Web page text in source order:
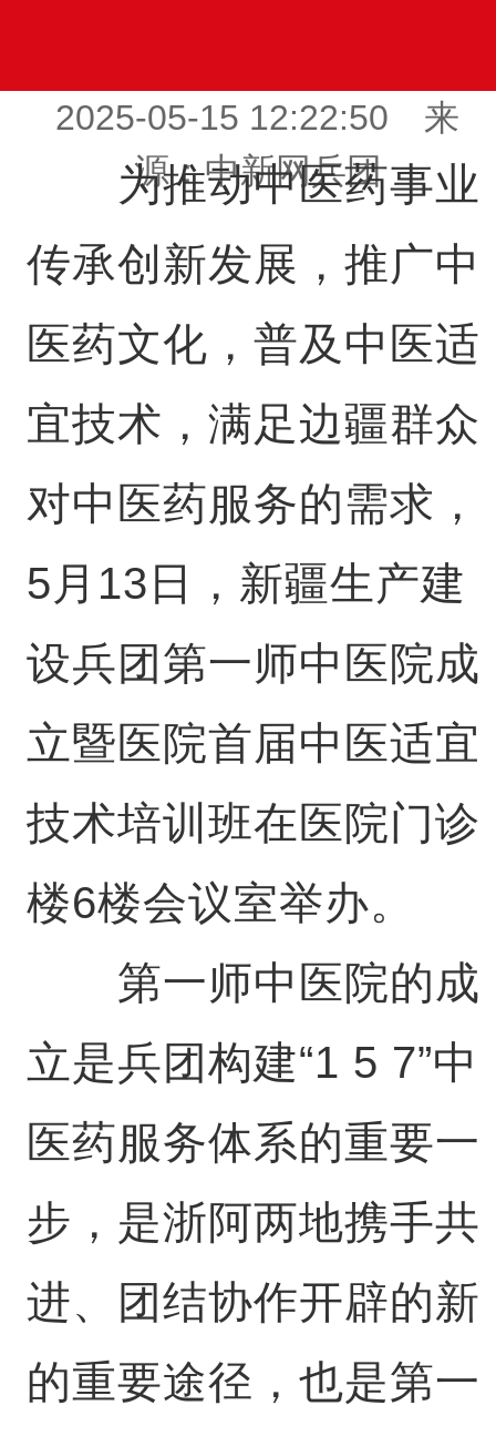
2025-05-15 12:22:50 来
源：中新网兵团
为推动中医药事业
传承创新发展，推广中
医药文化，普及中医适
宜技术，满足边疆群众
对中医药服务的需求，
5月13日，新疆生产建
设兵团第一师中医院成
立暨医院首届中医适宜
技术培训班在医院门诊
楼6楼会议室举办。
第一师中医院的成
立是兵团构建“1 5 7”中
医药服务体系的重要一
步，是浙阿两地携手共
进、团结协作开辟的新
的重要途径，也是第一